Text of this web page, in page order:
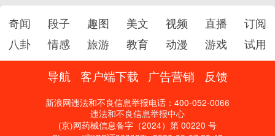
奇闻 段子 趣图 美文 视频 直播
订阅
八卦
情感 旅游 教育 动漫 游戏 试用
导航 客户端下载 广告营销 反馈
新浪网违法和不良信息举报电话：400-052-0066
违法和不良信息举报中心
(京)网药械信息备字（2024）第 00220 号